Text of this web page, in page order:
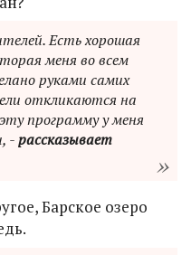
Есть хорошая
меня во всем
руками самих
откликаются на
программу у меня
-рассказывает
Барское озеро